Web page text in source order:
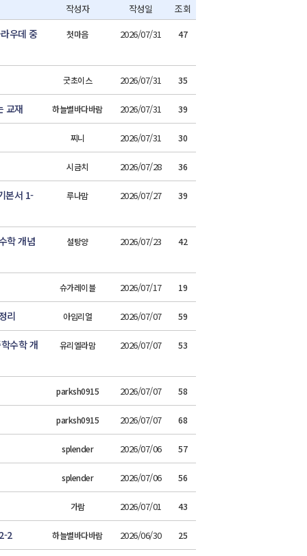
작성자 작성일 조회
우데 중 첫마음 2026/07/31 47
굿초이스 2026/07/31 35
교재 하늘별바다바람 2026/07/31 39
찌니 2026/07/31 30
시금치 2026/07/28 36
본서 1- 루나맘 2026/07/27 39
학 개념 설탕양 2026/07/23 42
슈가레이블 2026/07/17 19
리 아임리얼 2026/07/07 59
수학 개 유리엘라맘 2026/07/07 53
parksh0915 2026/07/07 58
parksh0915 2026/07/07 68
splender 2026/07/06 57
splender 2026/07/06 56
가람 2026/07/01 43
2 하늘별바다바람 2026/06/30 25